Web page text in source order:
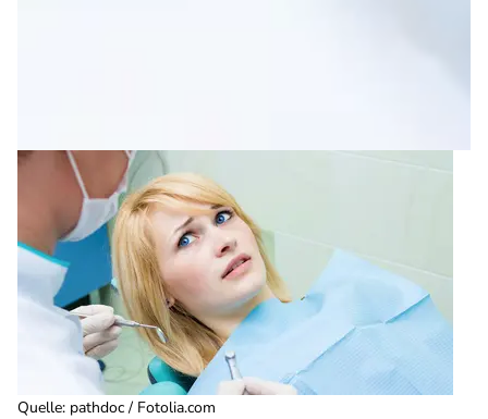
Quelle: pathdoc / Fotolia.com